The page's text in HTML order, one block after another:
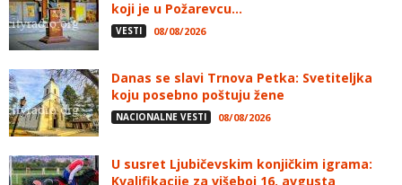
koji je u Požarevcu...
VESTI 08/08/2026
Danas se slavi Trnova Petka: Svetiteljka
koju posebno poštuju žene
NACIONALNE VESTI 08/08/2026
U susret Ljubičevskim konjičkim igrama:
Kvalifikacije za višeboj 16. avgusta